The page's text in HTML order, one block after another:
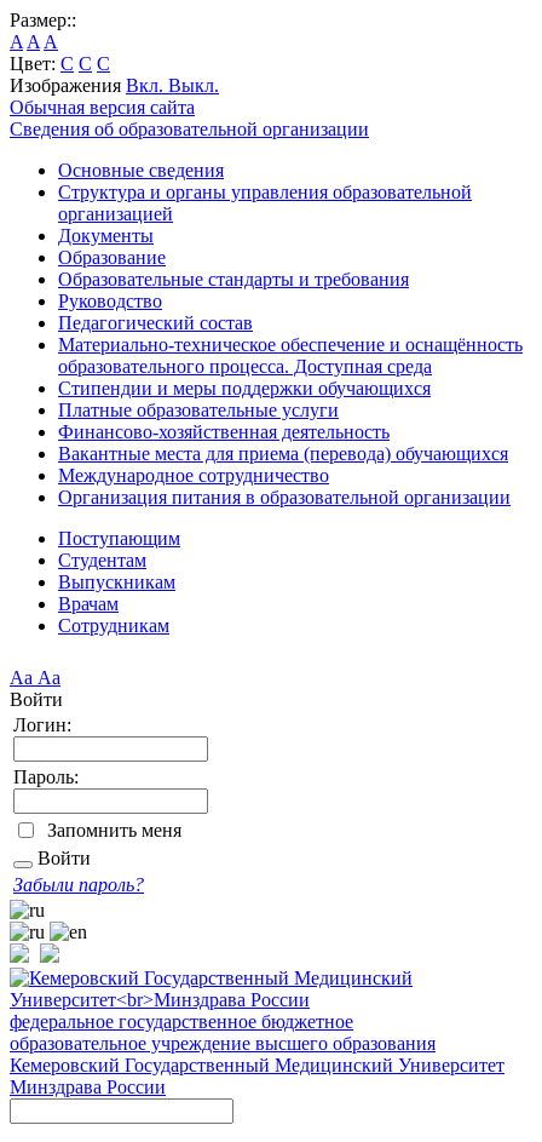
Размер::
A A A
Цвет: C C C
Изображения Вкл. Выкл.
Обычная версия сайта
Сведения об образовательной организации
Основные сведения
Структура и органы управления образовательной
организацией
Документы
Образование
Образовательные стандарты и требования
Руководство
Педагогический состав
Материально-техническое обеспечение и оснащённость
образовательного процесса. Доступная среда
Стипендии и меры поддержки обучающихся
Платные образовательные услуги
Финансово-хозяйственная деятельность
Вакантные места для приема (перевода) обучающихся
Международное сотрудничество
Организация питания в образовательной организации
Поступающим
Студентам
Выпускникам
Врачам
Сотрудникам
Аа Аа
Войти
Логин:
Пароль:
Запомнить меня
Войти
Забыли пароль?
федеральное государственное бюджетное
образовательное учреждение высшего образования
Кемеровский Государственный Медицинский Университет
Минздрава России